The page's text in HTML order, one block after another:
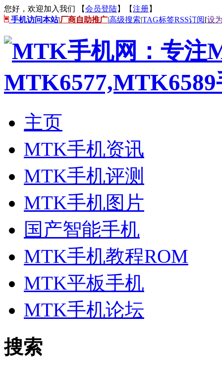
您好，欢迎加入我们 【会员登陆】【注册】
手机访问本站|厂商自助推广|高级搜索|TAG标签RSS订阅[设
主页
MTK手机资讯
MTK手机评测
MTK手机图片
国产智能手机
MTK手机教程ROM
MTK平板手机
MTK手机论坛
搜索